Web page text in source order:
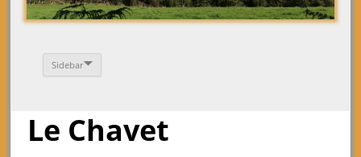
Sidebar
Le Chavet